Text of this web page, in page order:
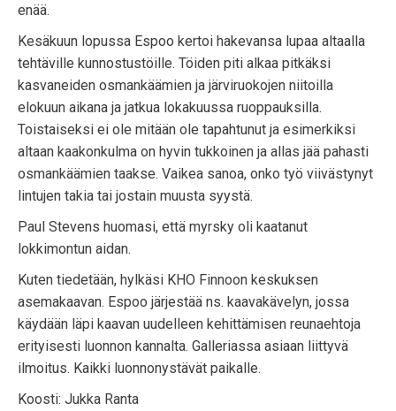
enää.
Kesäkuun lopussa Espoo kertoi hakevansa lupaa altaalla
tehtäville kunnostustöille. Töiden piti alkaa pitkäksi
kasvaneiden osmankäämien ja järviruokojen niitoilla
elokuun aikana ja jatkua lokakuussa ruoppauksilla.
Toistaiseksi ei ole mitään ole tapahtunut ja esimerkiksi
altaan kaakonkulma on hyvin tukkoinen ja allas jää pahasti
osmankäämien taakse. Vaikea sanoa, onko työ viivästynyt
lintujen takia tai jostain muusta syystä.
Paul Stevens huomasi, että myrsky oli kaatanut
lokkimontun aidan.
Kuten tiedetään, hylkäsi KHO Finnoon keskuksen
asemakaavan. Espoo järjestää ns. kaavakävelyn, jossa
käydään läpi kaavan uudelleen kehittämisen reunaehtoja
erityisesti luonnon kannalta. Galleriassa asiaan liittyvä
ilmoitus. Kaikki luonnonystävät paikalle.
Koosti: Jukka Ranta